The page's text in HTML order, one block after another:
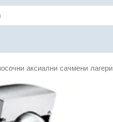
аксиални сачмени лагери